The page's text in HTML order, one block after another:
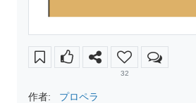
32
作者: プロペラ